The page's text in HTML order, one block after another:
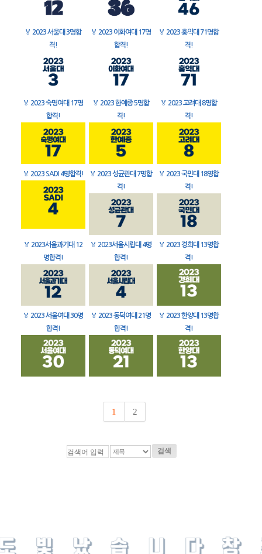
🏅 2023 서울대 3명합
격!
🏅 2023 이화여대 17명
합격!
🏅 2023 홍익대 71명합
격!
🏅 2023 숙명여대 17명
합격!
🏅 2023 한예종 5명합
격!
🏅 2023 고려대 8명합
격!
🏅 2023 SADI 4명합격! 🏅 2023 성균관대 7명합
격!
🏅 2023 국민대 18명합
격!
🏅 2023서울과기대 12
명합격!
🏅 2023서울시립대 4명
합격!
🏅 2023 경희대 13명합
격!
🏅 2023 서울여대 30명
합격!
🏅 2023 동덕여대 21명
합격!
🏅 2023 한양대 13명합
격!
1 2
검색